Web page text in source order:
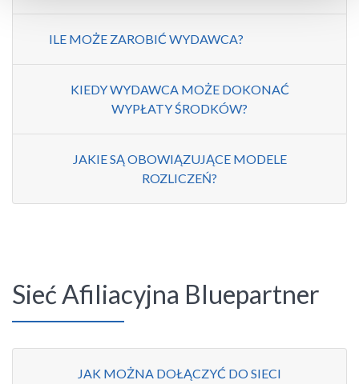
ILE MOŻE ZAROBIĆ WYDAWCA?
KIEDY WYDAWCA MOŻE DOKONAĆ
WYPŁATY ŚRODKÓW?
JAKIE SĄ OBOWIĄZUJĄCE MODELE
ROZLICZEŃ?
Sieć Afiliacyjna Bluepartner
JAK MOŻNA DOŁĄCZYĆ DO SIECI